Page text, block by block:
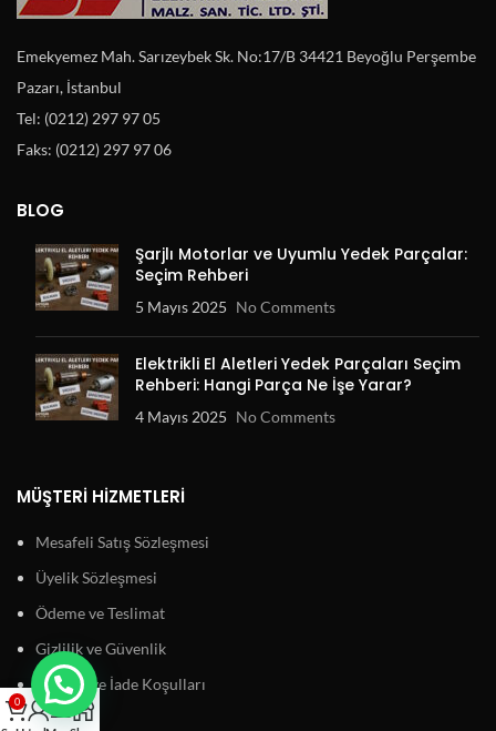
Emekyemez Mah. Sarızeybek Sk. No:17/B 34421 Beyoğlu Perşembe
Pazarı, İstanbul
Tel: (0212) 297 97 05
Faks: (0212) 297 97 06
BLOG
Şarjlı Motorlar ve Uyumlu Yedek Parçalar:
Seçim Rehberi
5 Mayıs 2025 No Comments
Elektrikli El Aletleri Yedek Parçaları Seçim
Rehberi: Hangi Parça Ne İşe Yarar?
4 Mayıs 2025 No Comments
MÜŞTERI HIZMETLERI
Mesafeli Satış Sözleşmesi
Üyelik Sözleşmesi
Ödeme ve Teslimat
Gizlilik ve Güvenlik
Garanti ve İade Koşulları
0